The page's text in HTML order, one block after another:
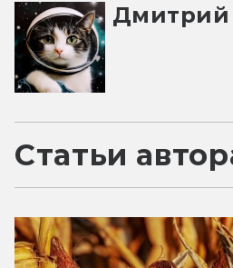
Дмитрий
Статьи